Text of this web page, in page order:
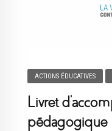
ACTIONS ÉDUCATIVES
Livret
pédagogique